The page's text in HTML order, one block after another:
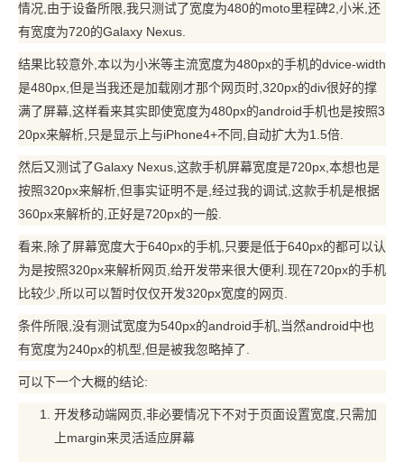
情况,由于设备所限,我只测试了宽度为480的moto里程碑2,小米,还
有宽度为720的Galaxy Nexus.
结果比较意外,本以为小米等主流宽度为480px的手机的dvice-width
是480px,但是当我还是加载刚才那个网页时,320px的div很好的撑
满了屏幕,这样看来其实即使宽度为480px的android手机也是按照3
20px来解析,只是显示上与iPhone4+不同,自动扩大为1.5倍.
然后又测试了Galaxy Nexus,这款手机屏幕宽度是720px,本想也是
按照320px来解析,但事实证明不是,经过我的调试,这款手机是根据
360px来解析的,正好是720px的一般.
看来,除了屏幕宽度大于640px的手机,只要是低于640px的都可以认
为是按照320px来解析网页,给开发带来很大便利.现在720px的手机
比较少,所以可以暂时仅仅开发320px宽度的网页.
条件所限,没有测试宽度为540px的android手机,当然android中也
有宽度为240px的机型,但是被我忽略掉了.
可以下一个大概的结论:
开发移动端网页,非必要情况下不对于页面设置宽度,只需加
上margin来灵活适应屏幕